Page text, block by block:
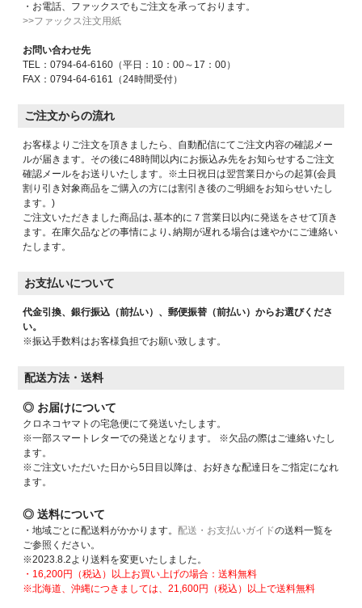
・お電話、ファックスでもご注文を承っております。
>>ファックス注文用紙
お問い合わせ先
TEL：0794-64-6160（平日：10：00～17：00）
FAX：0794-64-6161（24時間受付）
ご注文からの流れ
お客様よりご注文を頂きましたら、自動配信にてご注文内容の確認メー
ルが届きます。その後に48時間以内にお振込み先をお知らせするご注文
確認メールをお送りいたします。※土日祝日は翌営業日からの起算(会員
割り引き対象商品をご購入の方には割引き後のご明細をお知らせいたし
ます。)
ご注文いただきました商品は､基本的に７営業日以内に発送をさせて頂き
ます。在庫欠品などの事情により､納期が遅れる場合は速やかにご連絡い
たします。
お支払いについて
代金引換、銀行振込（前払い）、郵便振替（前払い）からお選びくださ
い。
※振込手数料はお客様負担でお願い致します。
配送方法・送料
◎ お届けについて
クロネコヤマトの宅急便にて発送いたします。
※一部スマートレターでの発送となります。 ※欠品の際はご連絡いたし
ます。
※ご注文いただいた日から5日目以降は、お好きな配達日をご指定になれ
ます。
◎ 送料について
・地域ごとに配送料がかかります。 配送・お支払いガイドの送料一覧を
ご参照ください。
※2023.8.2より送料を変更いたしました。
・16,200円（税込）以上お買い上げの場合：送料無料
※北海道、沖縄につきましては、21,600円（税込）以上で送料無料